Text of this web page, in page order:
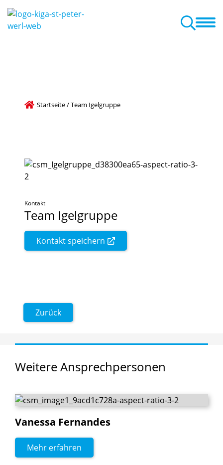
Wirfür Eltern Aktuelles + Termine
Startseite/Team Igelgruppe
Kontakt
Team Igelgruppe
Kontakt speichern
Zurück
WeitereAnsprechpersonen
Vanessa Fernandes
Mehr erfahren